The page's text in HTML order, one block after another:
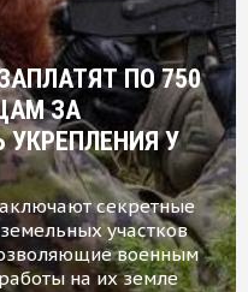
ПО 750
ЗА
УКРЕПЛЕНИЯ У
секретные
участков
военным
на их земле